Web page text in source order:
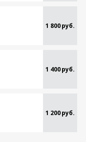
1 800 руб.
1 400 руб.
1 200 руб.